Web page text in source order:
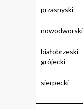
przasnyski
nowodworski
białobrzeski
grójecki
sierpecki